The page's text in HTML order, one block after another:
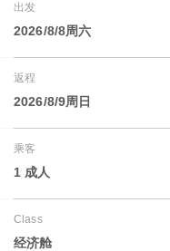
出发
2026/8/8周六
返程
2026/8/9周日
乘客
1 成人
Class
经济舱